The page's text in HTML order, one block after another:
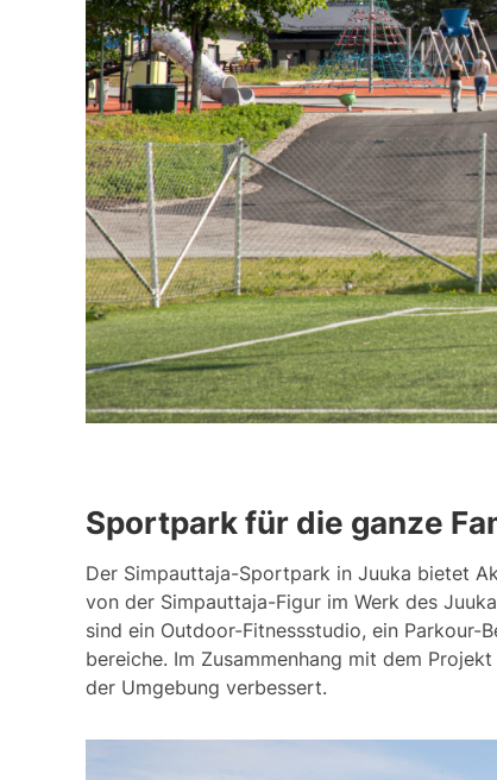
Sportpark für die ganze
Der Sim­paut­ta­ja-Sport­park in Juu­ka bie­tet
von der Sim­paut­ta­ja-Fi­gur im Werk des
sind ein Out­door-Fit­nesss­tu­dio, ein Par­kour-
be­reic­he. Im Zu­sam­men­hang mit dem
der Um­ge­bung ver­bes­sert.